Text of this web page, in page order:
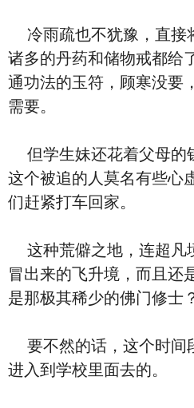
冷雨疏也不犹豫，直接
诸多的丹药和储物戒都给
通功法的玉符，顾寒没要
需要。
但学生妹还花着父母的
这个被追的人莫名有些心
们赶紧打车回家。
这种荒僻之地，连超凡
冒出来的飞升境，而且还
是那极其稀少的佛门修士
要不然的话，这个时间
进入到学校里面去的。